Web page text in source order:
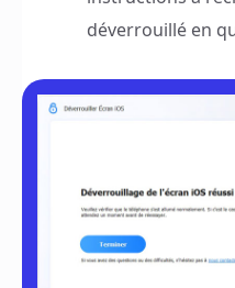
déverrouillé en